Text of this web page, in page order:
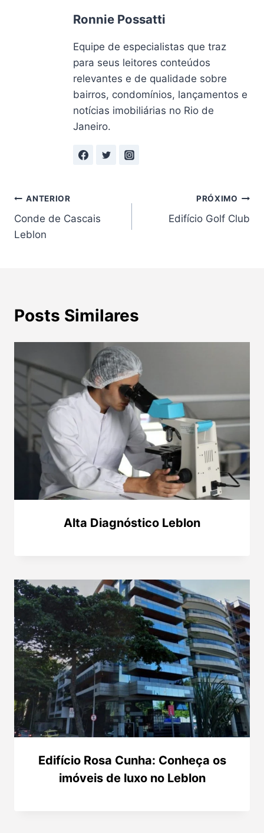
Ronnie Possatti
Equipe de especialistas que traz
para seus leitores conteúdos
relevantes e de qualidade sobre
bairros, condomínios, lançamentos e
notícias imobiliárias no Rio de
Janeiro.
Navegação
de
ANTERIOR
Conde de Cascais
Leblon
PRÓXIMO
Edifício Golf Club
Posts Similares
Alta Diagnóstico Leblon
Edifício Rosa Cunha: Conheça os
imóveis de luxo no Leblon